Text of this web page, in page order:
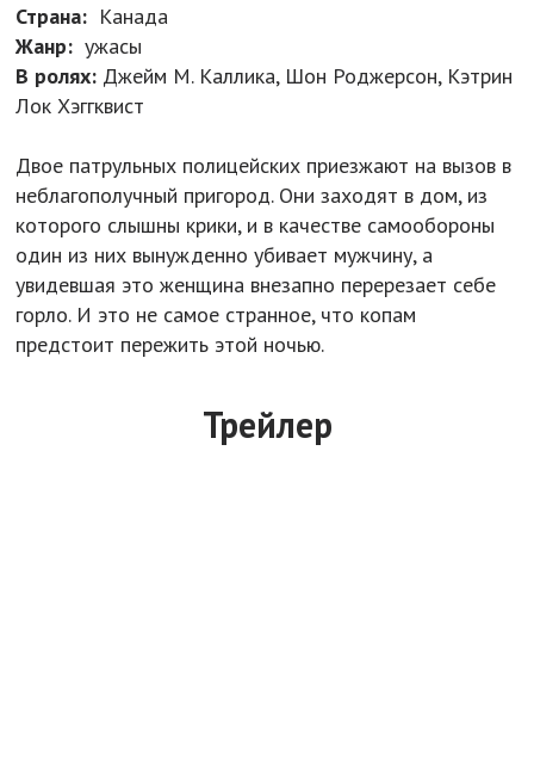
Страна: Канада
Жанр: ужасы
В ролях: Джейм М. Каллика, Шон Роджерсон, Кэтрин
Лок Хэггквист
Двое патрульных полицейских приезжают на вызов в
неблагополучный пригород. Они заходят в дом, из
которого слышны крики, и в качестве самообороны
один из них вынужденно убивает мужчину, а
увидевшая это женщина внезапно перерезает себе
горло. И это не самое странное, что копам
предстоит пережить этой ночью.
Трейлер